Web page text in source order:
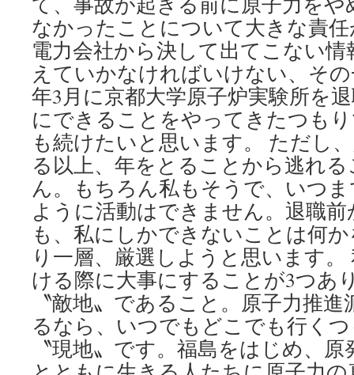
なかったことについて大きな責
電力会社から決して出てこない
えていかなければいけない、そ
年3月に京都大学原子炉実験所を
にできることをやってきたつも
も続けたいと思います。 ただし
る以上、年をとることから逃れ
ん。もちろん私もそうで、いつ
ように活動はできません。退職
も、私にしかできないことは何
り一層、厳選しようと思います
ける際に大事にすることが3つあ
〝敵地〟であること。原子力推
るなら、いつでもどこでも行く
〝現地〟です。福島をはじめ、